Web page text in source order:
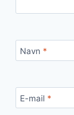
Navn *
E-mail *